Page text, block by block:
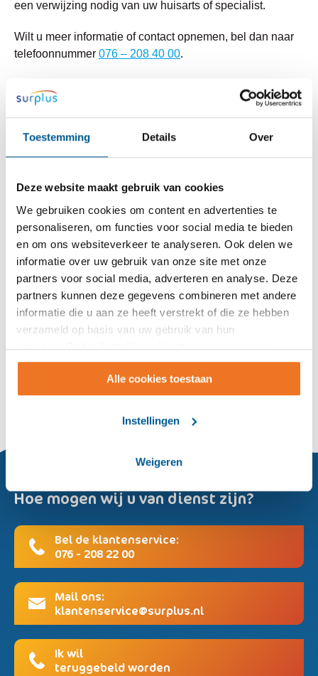
Toestemming Details Over
Deze website maakt gebruik van cookies
We gebruiken cookies om content en advertenties te
personaliseren, om functies voor social media te bieden
en om ons websiteverkeer te analyseren. Ook delen we
informatie over uw gebruik van onze site met onze
partners voor social media, adverteren en analyse. Deze
partners kunnen deze gegevens combineren met andere
informatie die u aan ze heeft verstrekt of die ze hebben
verzameld op basis van uw gebruik van hun
services. Onder 'Instellingen' kunt u uw voorkeuren
wijzigen.
Alle cookies toestaan
Instellingen
Weigeren
Behandeling
Dagbehandeling
Valpreventie
Fysiotherapie
Ergotherapie
Psychologie
Logopedie
Diëtetiek
Muziektherapie
Geestelijke verzorging
een verwijzing nodig van uw huisarts of specialist.
Wilt u meer informatie of contact opnemen, bel dan naar
telefoonnummer 076 – 208 40 00.
Hoe mogen wij u van dienst zijn?
Bel de klantenservice:
076 - 208 22 00
Mail ons:
klantenservice@surplus.nl
Ik wil
teruggebeld worden